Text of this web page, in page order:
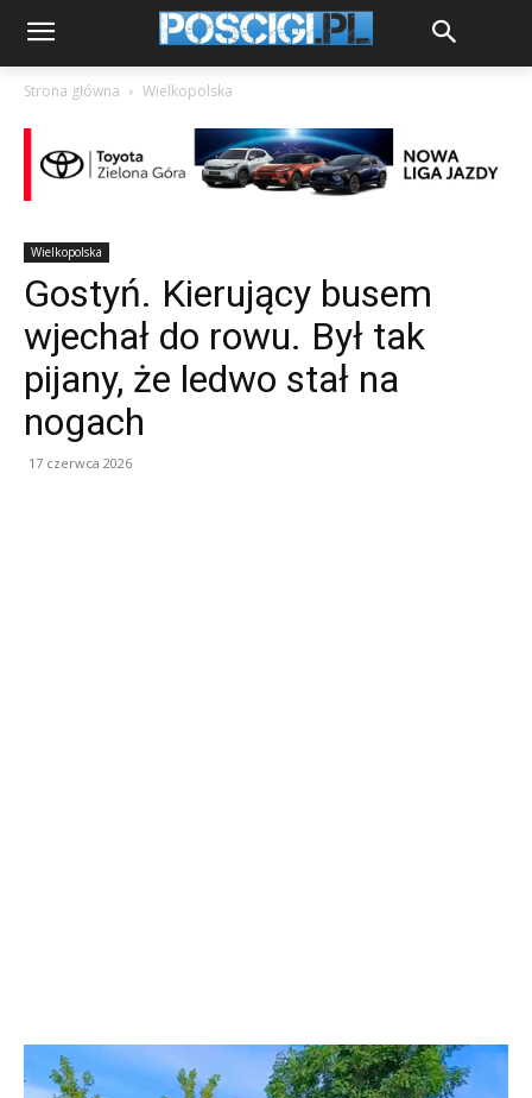
Strona główna Wielkopolska
Wielkopolska
Gostyń. Kierujący busem
wjechał do rowu. Był tak
pijany, że ledwo stał na
nogach
17 czerwca 2026